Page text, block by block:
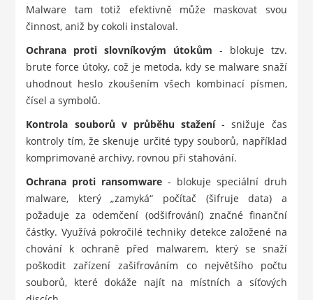
Malware tam totiž efektivně může maskovat svou
činnost, aniž by cokoli instaloval.
Ochrana proti slovníkovým útokům - blokuje tzv.
brute force útoky, což je metoda, kdy se malware snaží
uhodnout heslo zkoušením všech kombinací písmen,
čísel a symbolů.
Kontrola souborů v průběhu stažení- snižuje čas
kontroly tím, že skenuje určité typy souborů, například
komprimované archivy, rovnou při stahování.
Ochrana proti ransomware - blokuje speciální druh
malware, který „zamyká“ počítač (šifruje data) a
požaduje za odemčení (odšifrování) značné finanční
částky. Využívá pokročilé techniky detekce založené na
chování k ochraně před malwarem, který se snaží
poškodit zařízení zašifrováním co největšího počtu
souborů, které dokáže najít na místních a síťových